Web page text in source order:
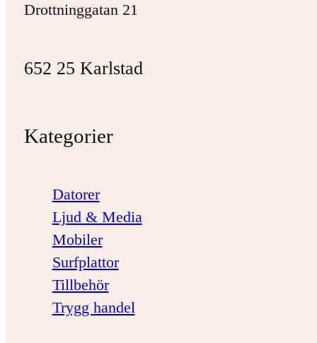
Drottninggatan 21
652 25 Karlstad
Kategorier
Datorer
Ljud & Media
Mobiler
Surfplattor
Tillbehör
Trygg handel